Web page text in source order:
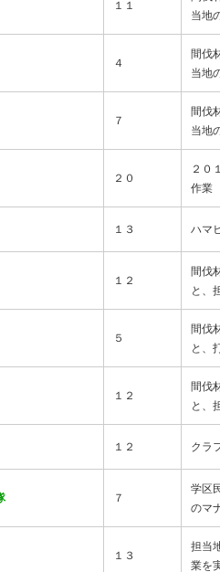
１１
当地
４
間伐
当地
７
間伐
当地
２０
２０
作業
１３ ハマ
１２
間伐
と、
５
間伐
と、
１２
間伐
と、
１２ クラ
７
学区
のマ
１３
担当
業を